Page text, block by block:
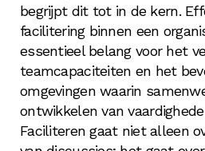
begrijpt dit tot in de kern.
facilitering binnen een
essentieel belang voor het
teamcapaciteiten en het
omgevingen waarin
ontwikkelen van
Faciliteren gaat niet alleen